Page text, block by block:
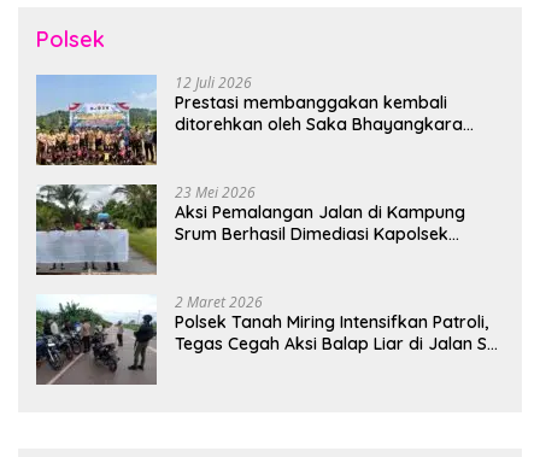
Polsek
12 Juli 2026
Prestasi membanggakan kembali
ditorehkan oleh Saka Bhayangkara
23 Mei 2026
Aksi Pemalangan Jalan di Kampung
Srum Berhasil Dimediasi Kapolsek
2 Maret 2026
Polsek Tanah Miring Intensifkan Patroli,
Tegas Cegah Aksi Balap Liar di Jalan SP